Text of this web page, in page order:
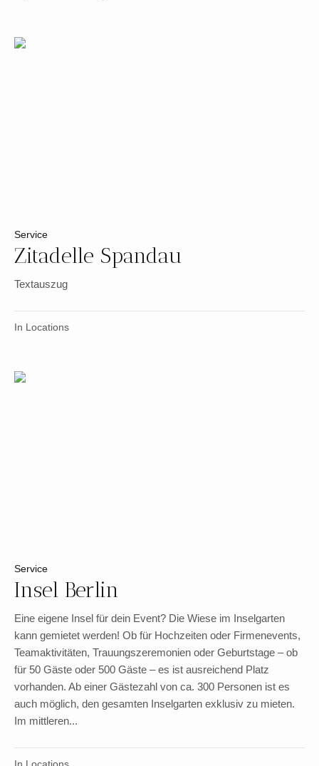
Service
Zitadelle Spandau
Textauszug
In Locations
Service
Insel Berlin
Eine eigene Insel für dein Event? Die Wiese im Inselgarten
kann gemietet werden! Ob für Hochzeiten oder Firmenevents,
Teamaktivitäten, Trauungszeremonien oder Geburtstage – ob
für 50 Gäste oder 500 Gäste – es ist ausreichend Platz
vorhanden. Ab einer Gästezahl von ca. 300 Personen ist es
auch möglich, den gesamten Inselgarten exklusiv zu mieten.
Im mittleren...
In Locations